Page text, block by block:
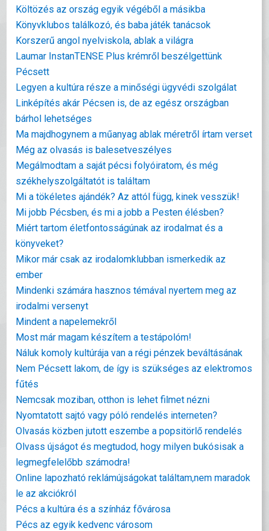
Költözés az ország egyik végéből a másikba
Könyvklubos találkozó, és baba játék tanácsok
Korszerű angol nyelviskola, ablak a világra
Laumar InstanTENSE Plus krémről beszélgettünk
Pécsett
Legyen a kultúra része a minőségi ügyvédi szolgálat
Linképítés akár Pécsen is, de az egész országban
bárhol lehetséges
Ma majdhogynem a műanyag ablak méretről írtam verset
Még az olvasás is balesetveszélyes
Megálmodtam a saját pécsi folyóiratom, és még
székhelyszolgáltatót is találtam
Mi a tökéletes ajándék? Az attól függ, kinek vesszük!
Mi jobb Pécsben, és mi a jobb a Pesten élésben?
Miért tartom életfontosságúnak az irodalmat és a
könyveket?
Mikor már csak az irodalomklubban ismerkedik az
ember
Mindenki számára hasznos témával nyertem meg az
irodalmi versenyt
Mindent a napelemekről
Most már magam készítem a testápolóm!
Náluk komoly kultúrája van a régi pénzek beváltásának
Nem Pécsett lakom, de így is szükséges az elektromos
fűtés
Nemcsak moziban, otthon is lehet filmet nézni
Nyomtatott sajtó vagy póló rendelés interneten?
Olvasás közben jutott eszembe a popsitörlő rendelés
Olvass újságot és megtudod, hogy milyen bukósisak a
legmegfelelőbb számodra!
Online lapozható reklámújságokat találtam,nem maradok
le az akciókról
Pécs a kultúra és a színház fővárosa
Pécs az egyik kedvenc városom